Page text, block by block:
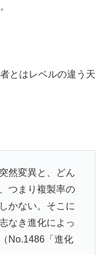
とはレベルの違う天
然変異と、どん
つまり複製率の
かない。そこに
なき進化によっ
No.1486「進化